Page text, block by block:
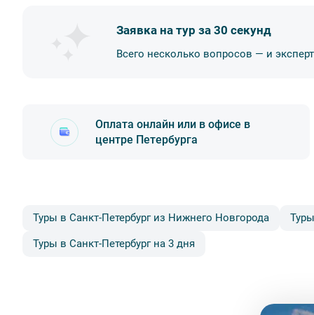
Заявка на тур за 30 секунд
Всего несколько вопросов — и
Оплата онлайн или в офисе в
центре Петербурга
Онлайн с помощью карт VISA, MasterCard, МИР
Яндекс.Деньги
Наличными или картой VISA, MasterCard, МИР в
Туры в Санкт-Петербург из Нижнего Новгорода
Туры в Санкт-Петербург на 3 дня